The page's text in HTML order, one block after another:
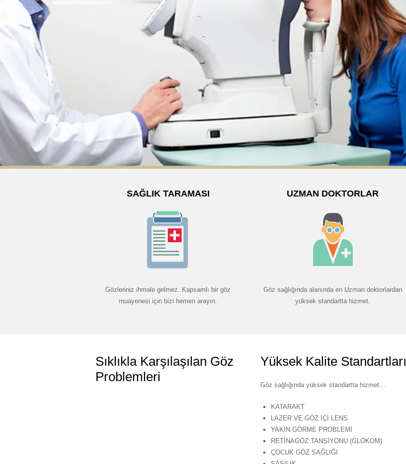
SAĞLIK TARAMASI
Gözleriniz ihmale gelmez. Kapsamlı bir göz
muayenesi için bizi hemen arayın.
UZMAN DOKTORLAR
Göz sağlığında alanında en Uzman doktorlardan
yüksek standartta hizmet.
Sıklıkla Karşılaşılan Göz
Problemleri
Yüksek Kalite Standartları
Göz sağlığında yüksek standartta hizmet…
KATARAKT
LAZER VE GÖZ İÇİ LENS
YAKIN GÖRME PROBLEMİ
RETİNAGÖZ TANSİYONU (GLOKOM)
ÇOCUK GÖZ SAĞLIĞI